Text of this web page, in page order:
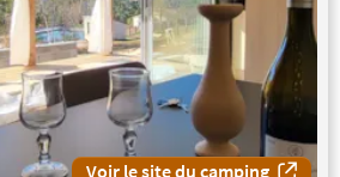
Voir le site du camping